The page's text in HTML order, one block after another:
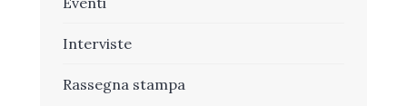
Interviste
Rassegna stampa